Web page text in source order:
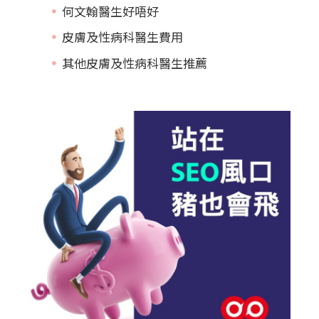
何文翰醫生好唔好
皮膚及性病科醫生費用
其他皮膚及性病科醫生推薦